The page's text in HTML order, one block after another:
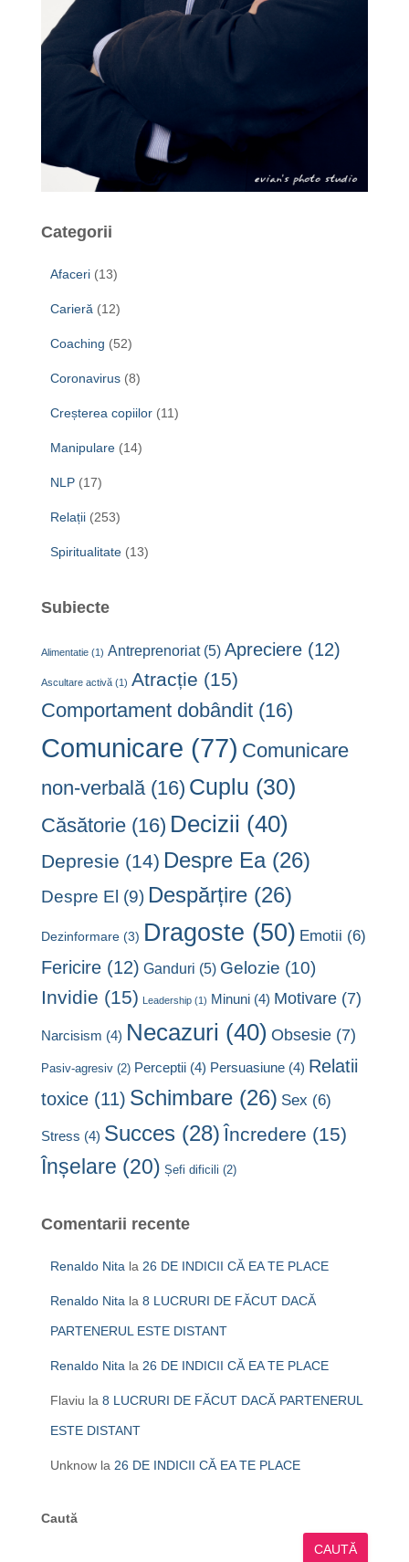
Categorii
Afaceri (13)
Carieră (12)
Coaching (52)
Coronavirus (8)
Creșterea copiilor (11)
Manipulare (14)
NLP (17)
Relații (253)
Spiritualitate (13)
Subiecte
Alimentatie (1) Antreprenoriat(5) Apreciere (12)
Ascultare activă (1) Atracție (15)
Comportament dobândit (16)
Comunicare (77) Comunicare
non-verbală (16) Cuplu (30)
Căsătorie (16) Decizii (40)
Depresie (14) Despre Ea(26)
Despre El (9) Despărțire (26)
Dezinformare (3) Dragoste (50) Emotii (6)
Fericire (12) Ganduri (5) Gelozie (10)
Invidie (15) Leadership (1) Minuni (4) Motivare (7)
Narcisism (4) Necazuri (40) Obsesie (7)
Pasiv-agresiv (2) Perceptii (4) Persuasiune (4) Relatii
toxice (11) Schimbare (26) Sex (6)
Stress (4) Succes (28) Încredere (15)
Înșelare (20) Șefi dificili (2)
Comentarii recente
Renaldo Nita la 26 DE INDICII CĂ EA TE PLACE
Renaldo Nita la 8 LUCRURI DE FĂCUT DACĂ
PARTENERUL ESTE DISTANT
Renaldo Nita la 26 DE INDICII CĂ EA TE PLACE
Flaviu la 8 LUCRURI DE FĂCUT DACĂ PARTENERUL
ESTE DISTANT
Unknow la 26 DE INDICII CĂ EA TE PLACE
Caută
CAUTĂ